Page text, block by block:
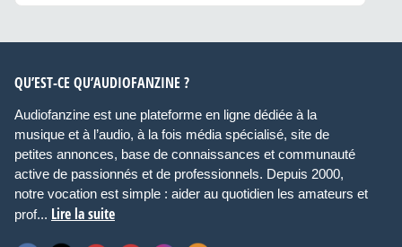
QU’EST-CE QU’AUDIOFANZINE ?
Audiofanzine est une plateforme en ligne dédiée à la
musique et à l’audio, à la fois média spécialisé, site de
petites annonces, base de connaissances et communauté
active de passionnés et de professionnels. Depuis 2000,
notre vocation est simple : aider au quotidien les amateurs et
prof... Lire la suite